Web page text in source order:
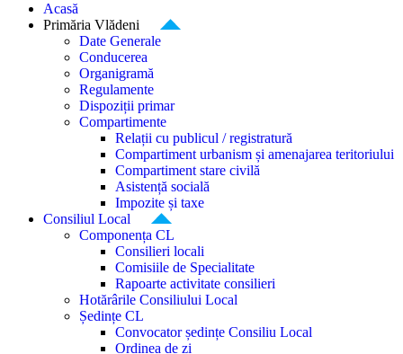
Acasă
Primăria Vlădeni
Date Generale
Conducerea
Organigramă
Regulamente
Dispoziții primar
Compartimente
Relații cu publicul / registratură
Compartiment urbanism și amenajarea teritoriului
Compartiment stare civilă
Asistență socială
Impozite și taxe
Consiliul Local
Componența CL
Consilieri locali
Comisiile de Specialitate
Rapoarte activitate consilieri
Hotărârile Consiliului Local
Ședințe CL
Convocator ședințe Consiliu Local
Ordinea de zi